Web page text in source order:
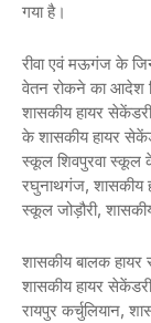
गया है।
रीवा एवं मऊगंज के
वेतन रोकने का आदेश
शासकीय हायर
के शासकीय हायर
स्कूल शिवपुरवा स्कूल
रघुनाथगंज, शासकीय
स्कूल जोड़ौरी,
शासकीय बालक हायर
शासकीय हायर
रायपुर कर्चुलियान,